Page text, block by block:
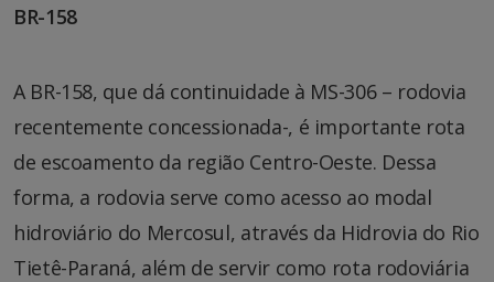
BR-158
A BR-158, que dá continuidade à MS-306 – rodovia
recentemente concessionada-, é importante rota
de escoamento da região Centro-Oeste. Dessa
forma, a rodovia serve como acesso ao modal
hidroviário do Mercosul, através da Hidrovia do Rio
Tietê-Paraná, além de servir como rota rodoviária